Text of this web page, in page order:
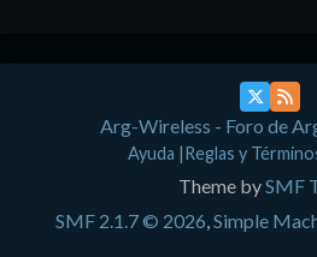
Theme bySMF
SMF 2.1.7 © 2026,Simple
Arg-Wireless - Foro de
Ayuda Reglas y